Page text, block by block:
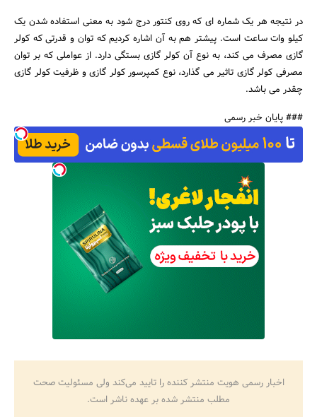
در نتیجه هر یک شماره ای که روی کنتور درج شود به معنی استفاده شدن یک
کیلو وات ساعت است. پیشتر هم به آن اشاره کردیم که توان و قدرتی که کولر
گازی مصرف می کند، به نوع آن کولر گازی بستگی دارد. از عواملی که بر توان
مصرفی کولر گازی تاثیر می گذارد، نوع کمپرسور کولر گازی و ظرفیت کولر گازی
چقدر می باشد.
### پایان خبر رسمی
اخبار رسمی هویت منتشر کننده را تایید می‌کند ولی مسئولیت صحت
مطلب منتشر شده بر عهده ناشر است.